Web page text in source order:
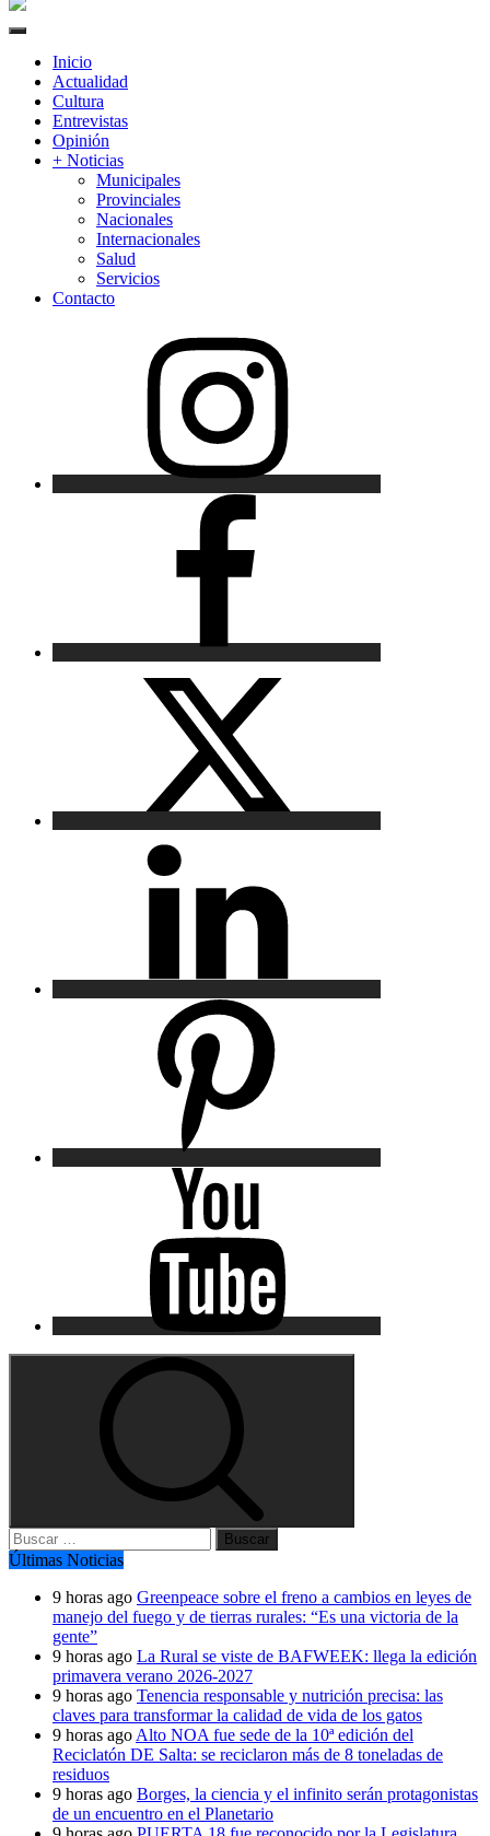
Primary
Inicio
Actualidad
Cultura
Entrevistas
Opinión
+ Noticias
Municipales
Provinciales
Nacionales
Internacionales
Salud
Servicios
Contacto
Buscar:
Últimas Noticias
9 horas ago Greenpeace sobre el freno a cambios en leyes de
manejo del fuego y de tierras rurales: “Es una victoria de la
gente”
9 horas ago La Rural se viste de BAFWEEK: llega la edición
primavera verano 2026-2027
9 horas ago Tenencia responsable y nutrición precisa: las
claves para transformar la calidad de vida de los gatos
9 horas ago Alto NOA fue sede de la 10ª edición del
Reciclatón DE Salta: se reciclaron más de 8 toneladas de
residuos
9 horas ago Borges, la ciencia y el infinito serán protagonistas
de un encuentro en el Planetario